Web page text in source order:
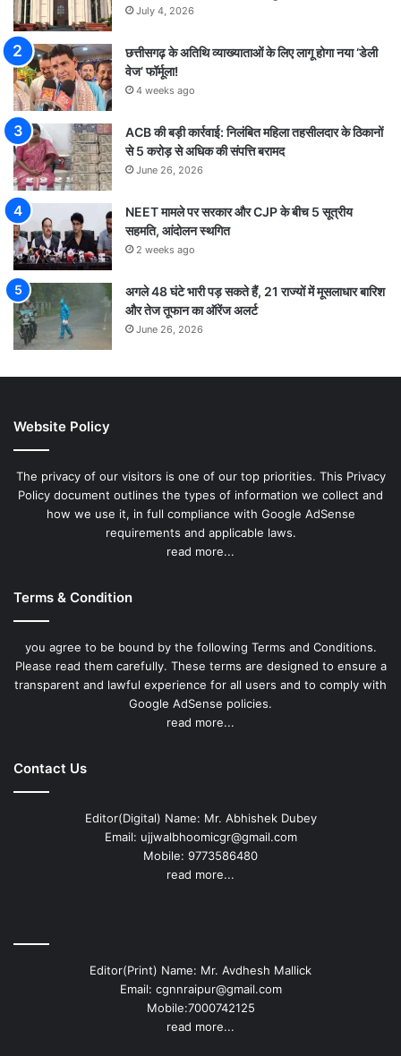
July 4, 2026
छत्तीसगढ़ के अतिथि व्याख्याताओं के लिए लागू होगा नया ‘डेली
वेज’ फॉर्मूला!
4 weeks ago
ACB की बड़ी कार्रवाई: निलंबित महिला तहसीलदार के ठिकानों
से 5 करोड़ से अधिक की संपत्ति बरामद
June 26, 2026
NEET मामले पर सरकार और CJP के बीच 5 सूत्रीय
सहमति, आंदोलन स्थगित
2 weeks ago
अगले 48 घंटे भारी पड़ सकते हैं, 21 राज्यों में मूसलाधार बारिश
और तेज तूफान का ऑरेंज अलर्ट
June 26, 2026
Website Policy
The privacy of our visitors is one of our top priorities. This Privacy
Policy document outlines the types of information we collect and
how we use it, in full compliance with Google AdSense
requirements and applicable laws.
read more...
Terms & Condition
you agree to be bound by the following Terms and Conditions.
Please read them carefully. These terms are designed to ensure a
transparent and lawful experience for all users and to comply with
Google AdSense policies.
read more...
Contact Us
Editor(Digital) Name: Mr. Abhishek Dubey
Email: ujjwalbhoomicgr@gmail.com
Mobile: 9773586480
read more...
Editor(Print) Name: Mr. Avdhesh Mallick
Email: cgnnraipur@gmail.com
Mobile:7000742125
read more...